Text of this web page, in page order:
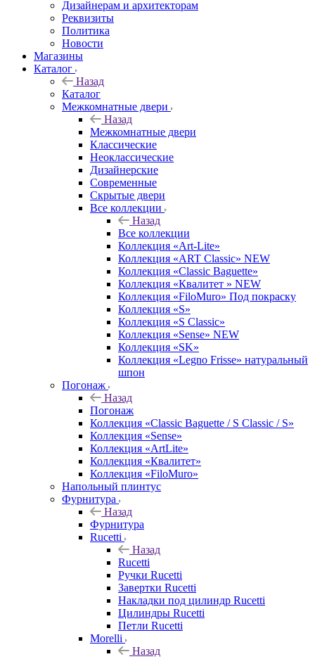
Дизайнерам и архитекторам
Реквизиты
Политика
Новости
Магазины
Каталог
Назад
Каталог
Межкомнатные двери
Назад
Межкомнатные двери
Классические
Неоклассические
Дизайнерские
Современные
Скрытые двери
Все коллекции
Назад
Все коллекции
Коллекция «Art-Lite»
Коллекция «ART Classic» NEW
Коллекция «Classic Baguette»
Коллекция «Квалитет » NEW
Коллекция «FiloMuro» Под покраску
Коллекция «S»
Коллекция «S Classic»
Коллекция «Sense» NEW
Коллекция «SK»
Коллекция «Legno Frisse» натуральный
шпон
Погонаж
Назад
Погонаж
Коллекция «Classic Baguette / S Classic / S»
Коллекция «Sense»
Коллекция «ArtLite»
Коллекция «Квалитет»
Коллекция «FiloMuro»
Напольный плинтус
Фурнитура
Назад
Фурнитура
Rucetti
Назад
Rucetti
Ручки Rucetti
Завертки Rucetti
Накладки под цилиндр Rucetti
Цилиндры Rucetti
Петли Rucetti
Morelli
Назад